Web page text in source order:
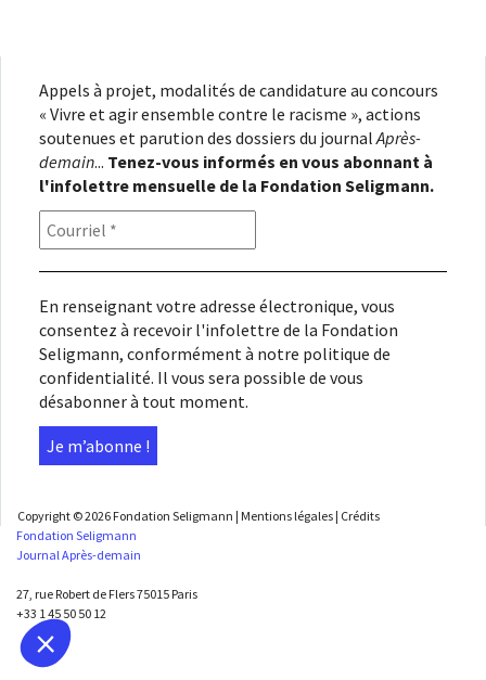
Appels à projet, modalités de candidature au concours
« Vivre et agir ensemble contre le racisme », actions
soutenues et parution des dossiers du journalAprès-
demain... Tenez-vous informés en vous abonnant à
l'infolettre mensuelle de la Fondation Seligmann.
En renseignant votre adresse électronique, vous
consentez à recevoir l'infolettre de la Fondation
Seligmann, conformément à notre politique de
confidentialité. Il vous sera possible de vous
désabonner à tout moment.
Copyright © 2026 Fondation Seligmann | Mentions légales | Crédits
Fondation Seligmann
Journal Après-demain
27, rue Robert de Flers 75015 Paris
+33 1 45 50 50 12